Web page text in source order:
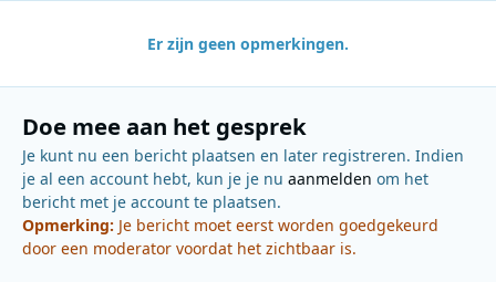
Er zijn geen opmerkingen.
Doe mee aan het gesprek
Je kunt nu een bericht plaatsen en later registreren. Indien
je al een account hebt, kun je je nu aanmelden om het
bericht met je account te plaatsen.
Opmerking: Je bericht moet eerst worden goedgekeurd
door een moderator voordat het zichtbaar is.